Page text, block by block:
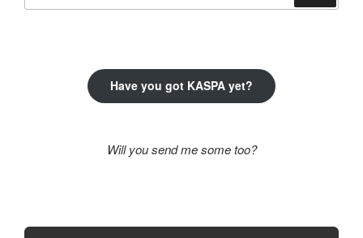
Have you got KASPA yet?
Will you send me some too?